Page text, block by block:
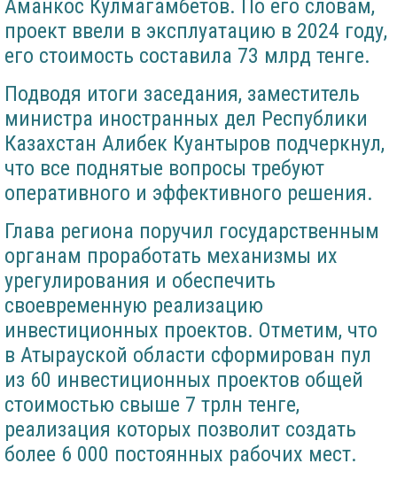
Аманкос Кулмагамбетов. По его словам,
проект ввели в эксплуатацию в 2024 году,
его стоимость составила 73 млрд тенге.
Подводя итоги заседания, заместитель
министра иностранных дел Республики
Казахстан Алибек Куантыров подчеркнул,
что все поднятые вопросы требуют
оперативного и эффективного решения.
Глава региона поручил государственным
органам проработать механизмы их
урегулирования и обеспечить
своевременную реализацию
инвестиционных проектов. Отметим, что
в Атырауской области сформирован пул
из 60 инвестиционных проектов общей
стоимостью свыше 7 трлн тенге,
реализация которых позволит создать
более 6 000 постоянных рабочих мест.